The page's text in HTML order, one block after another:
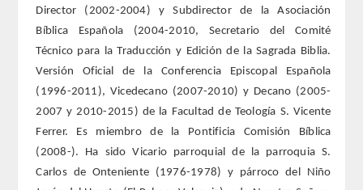
VETERINARIA
NUMERO
SUPERNUMERARIOS
CORRESPONDIENTES
Nacionales
Director (2002-2004) y Subdirector de la Asociación
Bíblica Española (2004-2010, Secretario del Comité
Técnico para la Traducción y Edición de la Sagrada Biblia.
Versión Oficial de la Conferencia Episcopal Española
(1996-2011), Vicedecano (2007-2010) y Decano (2005-
2007 y 2010-2015) de la Facultad de Teología S. Vicente
Ferrer. Es miembro de la Pontificia Comisión Bíblica
(2008-). Ha sido Vicario parroquial de la parroquia S.
Carlos de Onteniente (1976-1978) y párroco del Niño